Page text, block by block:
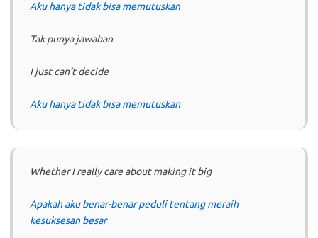
Aku hanya tidak bisa memutuskan
Tak punya jawaban
I just can’t decide
Aku hanya tidak bisa memutuskan
Whether I really care about making it big
Apakah aku benar-benar peduli tentang meraih
kesuksesan besar